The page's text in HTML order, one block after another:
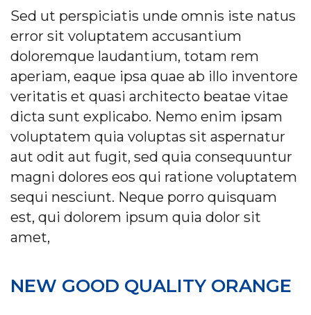
Sed ut perspiciatis unde omnis iste natus
error sit voluptatem accusantium
doloremque laudantium, totam rem
aperiam, eaque ipsa quae ab illo inventore
veritatis et quasi architecto beatae vitae
dicta sunt explicabo. Nemo enim ipsam
voluptatem quia voluptas sit aspernatur
aut odit aut fugit, sed quia consequuntur
magni dolores eos qui ratione voluptatem
sequi nesciunt. Neque porro quisquam
est, qui dolorem ipsum quia dolor sit
amet,
NEW GOOD QUALITY ORANGE